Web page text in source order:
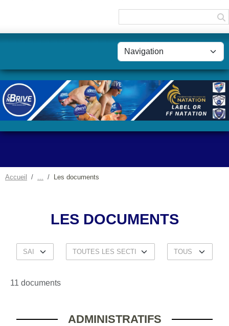
Accueil Les documents
LES DOCUMENTS
11 documents
ADMINISTRATIFS